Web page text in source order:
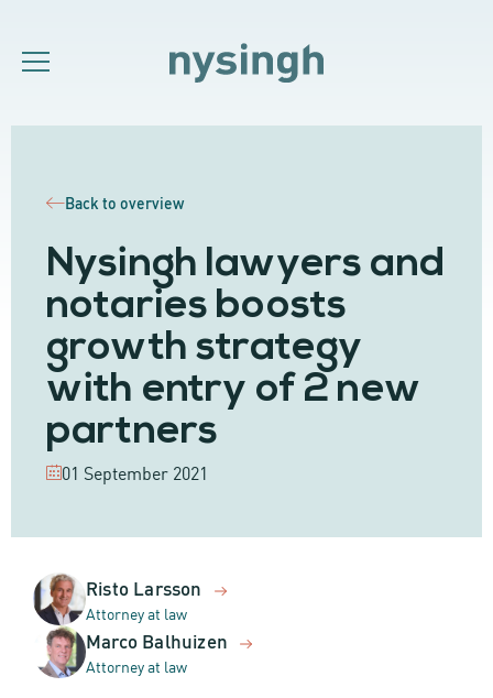
Back to overview
Nysingh lawyers and
notaries boosts
growth strategy
with entry of 2 new
partners
01 September 2021
Risto Larsson
Attorney at law
Marco Balhuizen
Attorney at law